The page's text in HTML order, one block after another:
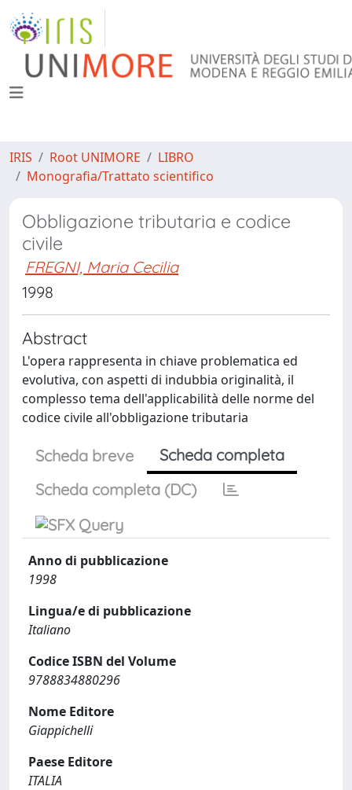
IRIS Root UNIMORE
LIBRO
Monografia/Trattato scientifico
Obbligazione tributaria e codice
civile
FREGNI, Maria Cecilia
1998
Abstract
L'opera rappresenta in chiave problematica ed
evolutiva, con aspetti di indubbia originalità, il
complesso tema dell'applicabilità delle norme del
codice civile all'obbligazione tributaria
Scheda breve
Scheda completa
Scheda completa (DC)
Anno di pubblicazione
1998
Lingua/e di pubblicazione
Italiano
Codice ISBN del Volume
9788834880296
Nome Editore
Giappichelli
Paese Editore
ITALIA